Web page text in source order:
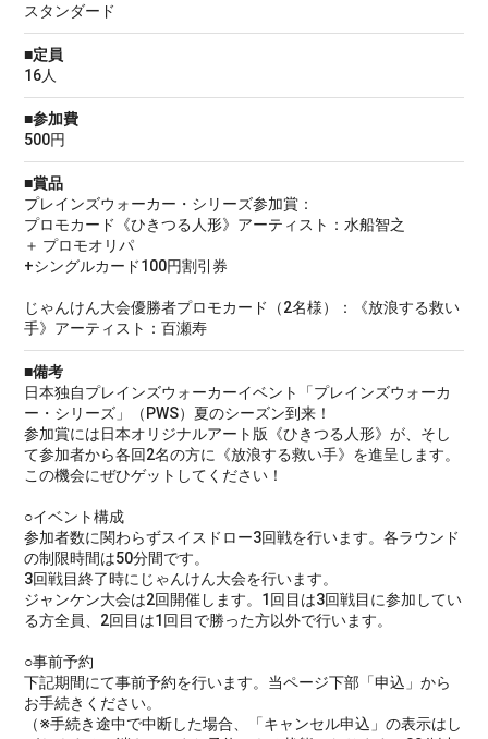
スタンダード
■定員
16人
■参加費
500円
■賞品
プレインズウォーカー・シリーズ参加賞：
プロモカード《ひきつる人形》アーティスト：水船智之
＋ プロモオリパ
+シングルカード100円割引券
じゃんけん大会優勝者プロモカード（2名様）：《放浪する救い
手》アーティスト：百瀬寿
■備考
日本独自プレインズウォーカーイベント「プレインズウォーカ
ー・シリーズ」（PWS）夏のシーズン到来！
参加賞には日本オリジナルアート版《ひきつる人形》が、そし
て参加者から各回2名の方に《放浪する救い手》を進呈します。
この機会にぜひゲットしてください！
○イベント構成
参加者数に関わらずスイスドロー3回戦を行います。各ラウンド
の制限時間は50分間です。
3回戦目終了時にじゃんけん大会を行います。
ジャンケン大会は2回開催します。1回目は3回戦目に参加してい
る方全員、2回目は1回目で勝った方以外で行います。
○事前予約
下記期間にて事前予約を行います。当ページ下部「申込」から
お手続きください。
（※手続き途中で中断した場合、「キャンセル申込」の表示はし